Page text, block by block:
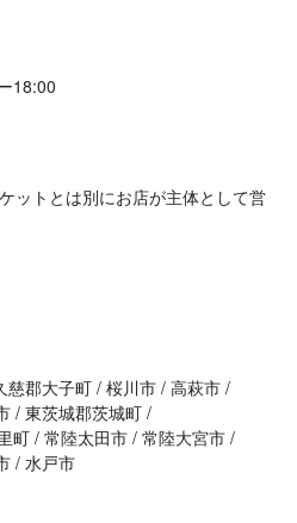
18:00
ットとは別にお店が主体として営
慈郡大子町 桜川市 高萩市
東茨城郡茨城町
町 常陸太田市 常陸大宮市
水戸市